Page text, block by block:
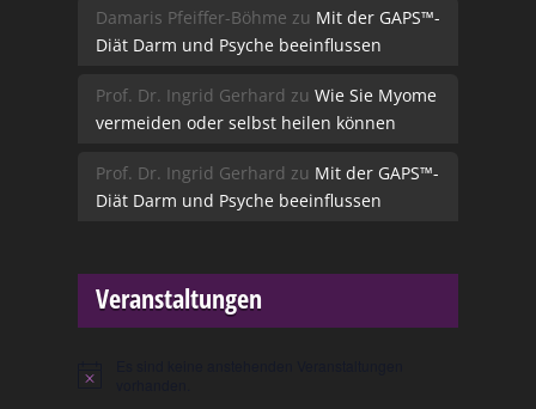
Damaris Pfeiffer-Böhme zu Mit der GAPS™-
Diät Darm und Psyche beeinflussen
Prof. Dr. Ingrid Gerhard zu Wie Sie Myome
vermeiden oder selbst heilen können
Prof. Dr. Ingrid Gerhard zu Mit der GAPS™-
Diät Darm und Psyche beeinflussen
Veranstaltungen
Hinweis